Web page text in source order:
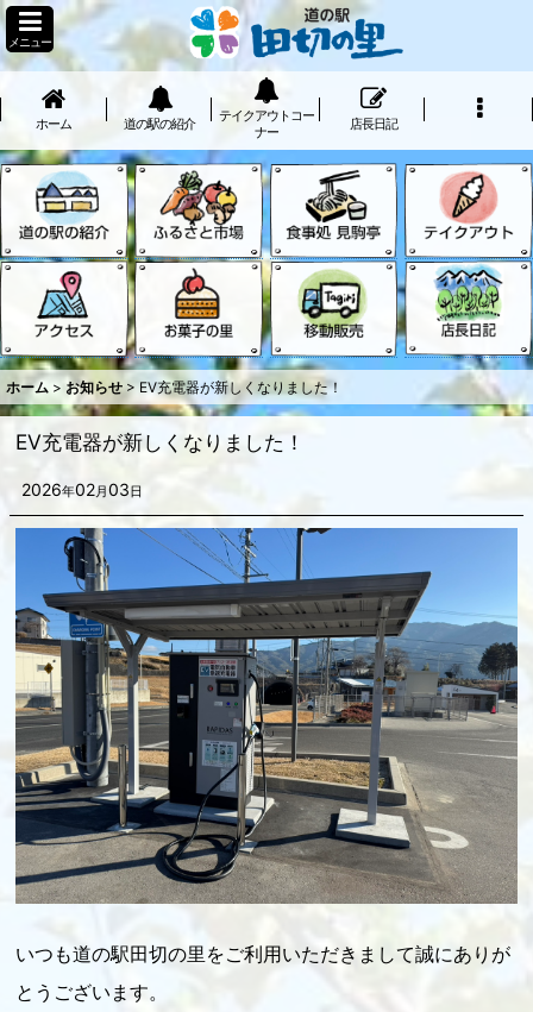
メニュー
ホーム 道の駅の紹介
テイクアウトコー
ナー
店長日記
ホーム > お知らせ > EV充電器が新しくなりました！
EV充電器が新しくなりました！
2026年02月03日
いつも道の駅田切の里をご利用いただきまして誠にありが
とうございます。